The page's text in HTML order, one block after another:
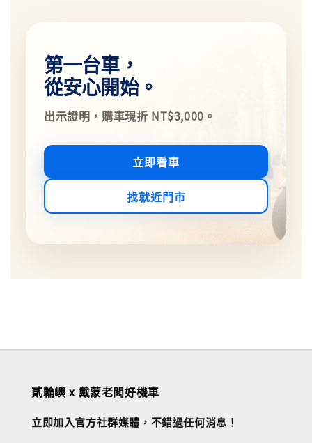
第一台車，
從安心開始。
出示證明，購車現折 NT$3,000。
立即看車
找就近門市
貳輪嶼 x 戴蒙老闆好機車
立即加入官方社群媒體，不錯過任何消息！